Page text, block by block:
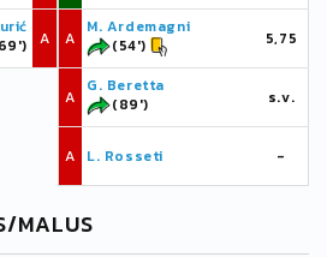
A A
M. Ardemagni
(54')
5,75
A
G. Beretta
(89')
s.v.
A L. Rosseti -
MALUS